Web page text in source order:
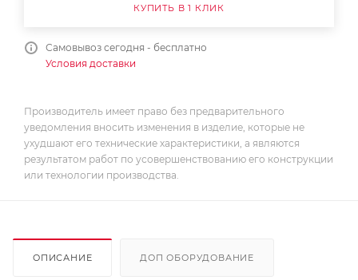
КУПИТЬ В 1 КЛИК
Самовывоз сегодня - бесплатно
Условия доставки
Производитель имеет право без предварительного
уведомления вносить изменения в изделие, которые не
ухудшают его технические характеристики, а являются
результатом работ по усовершенствованию его конструкции
или технологии производства.
ОПИСАНИЕ ДОП ОБОРУДОВАНИЕ